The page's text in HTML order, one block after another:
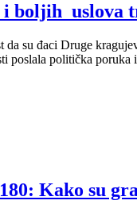
i boljih uslova
su đaci Druge
poslala politička
Kako su